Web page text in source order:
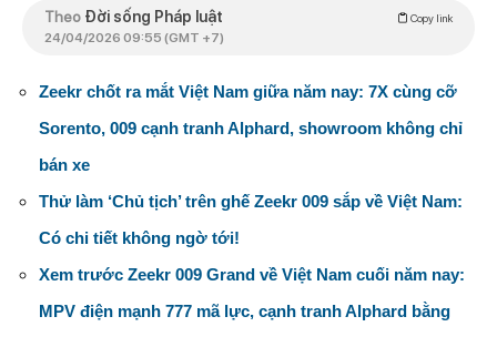
Theo Đời sống Pháp luật Copy link
24/04/2026 09:55 (GMT +7)
Zeekr chốt ra mắt Việt Nam giữa năm nay: 7X cùng cỡ
Sorento, 009 cạnh tranh Alphard, showroom không chỉ
bán xe
Thử làm ‘Chủ tịch’ trên ghế Zeekr 009 sắp về Việt Nam:
Có chi tiết không ngờ tới!
Xem trước Zeekr 009 Grand về Việt Nam cuối năm nay:
MPV điện mạnh 777 mã lực, cạnh tranh Alphard bằng